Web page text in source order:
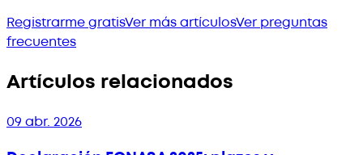
Registrarme gratisVer más artículosVer preguntas
frecuentes
Artículos relacionados
09 abr. 2026